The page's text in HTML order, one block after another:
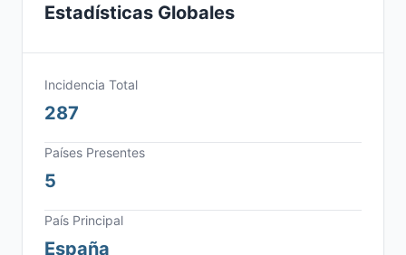
Estadísticas Globales
Incidencia Total
287
Países Presentes
5
País Principal
España